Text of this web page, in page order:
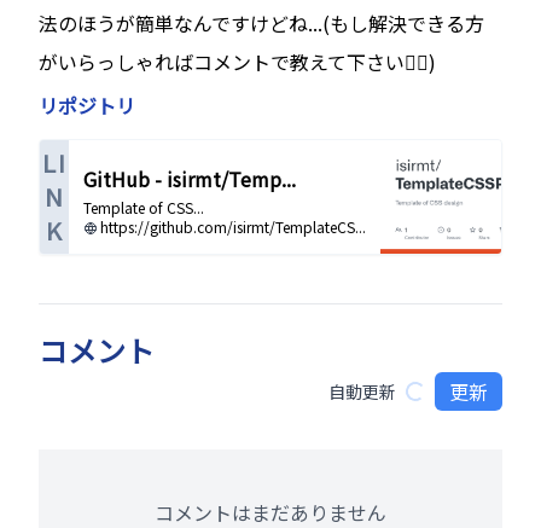
法のほうが簡単なんですけどね...(もし解決できる方
がいらっしゃればコメントで教えて下さい🙇‍♂️)
リポジトリ
LI
N
K
GitHub - isirmt/Temp...
Template of CSS...
https://github.com/isirmt/TemplateCS...
コメント
自動更新 更新
コメントはまだありません